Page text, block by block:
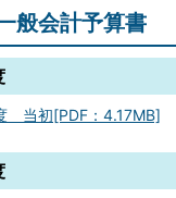
般会計予算書
当初[PDF：4.17MB]